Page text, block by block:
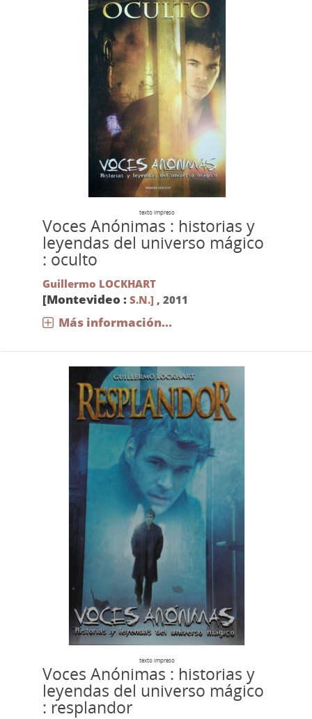
texto impreso
Voces Anónimas : historias y
leyendas del universo mágico
: oculto
Guillermo LOCKHART
[Montevideo : S.N.] , 2011
Más información...
texto impreso
Voces Anónimas : historias y
leyendas del universo mágico
: resplandor